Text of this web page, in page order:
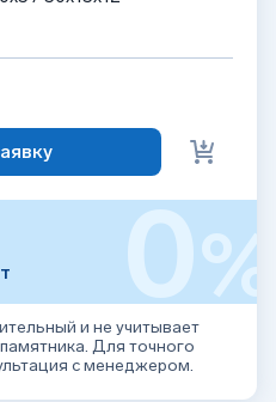
0%
и не учитывает
Для точного
с менеджером.